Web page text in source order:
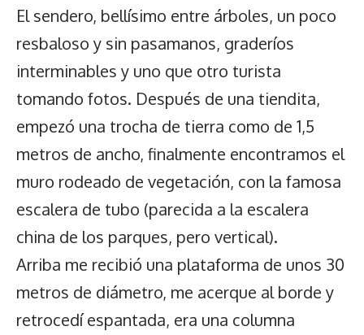
El sendero, bellísimo entre árboles, un poco
resbaloso y sin pasamanos, graderíos
interminables y uno que otro turista
tomando fotos. Después de una tiendita,
empezó una trocha de tierra como de 1,5
metros de ancho, finalmente encontramos el
muro rodeado de vegetación, con la famosa
escalera de tubo (parecida a la escalera
china de los parques, pero vertical).
Arriba me recibió una plataforma de unos 30
metros de diámetro, me acerque al borde y
retrocedí espantada, era una columna